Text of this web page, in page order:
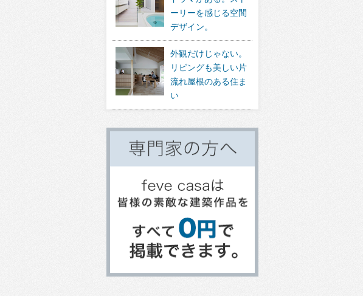
ーリーを感じる空間
デザイン。
外観だけじゃない。
リビングも美しい片
流れ屋根のある住ま
い